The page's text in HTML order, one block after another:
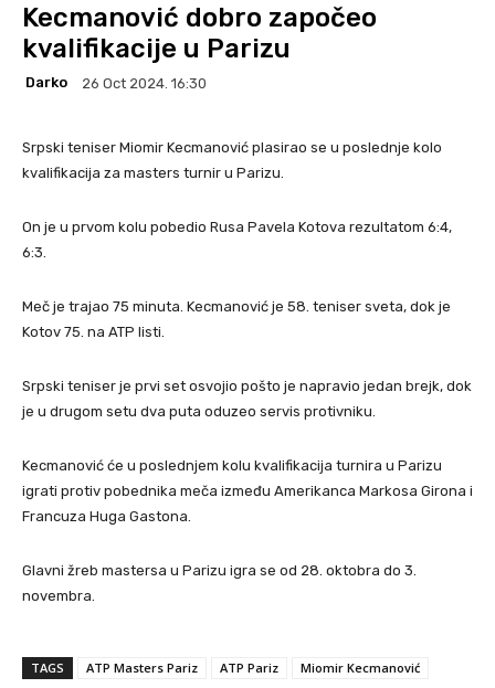
Kecmanović dobro započeo
kvalifikacije u Parizu
Darko 26 Oct 2024. 16:30
Srpski teniser Miomir Kecmanović plasirao se u poslednje kolo
kvalifikacija za masters turnir u Parizu.
On je u prvom kolu pobedio Rusa Pavela Kotova rezultatom 6:4,
6:3.
Meč je trajao 75 minuta. Kecmanović je 58. teniser sveta, dok je
Kotov 75. na ATP listi.
Srpski teniser je prvi set osvojio pošto je napravio jedan brejk, dok
je u drugom setu dva puta oduzeo servis protivniku.
Kecmanović će u poslednjem kolu kvalifikacija turnira u Parizu
igrati protiv pobednika meča između Amerikanca Markosa Girona i
Francuza Huga Gastona.
Glavni žreb mastersa u Parizu igra se od 28. oktobra do 3.
novembra.
TAGS ATP Masters Pariz ATP Pariz Miomir Kecmanović